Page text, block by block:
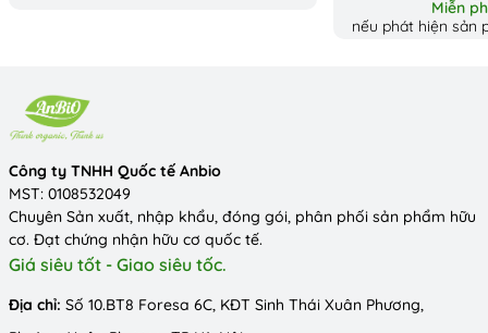
Bảo quản nơi khô ráo, thoáng mát, tránh ánh nắng trực tiếp. Đậy
kín nắp sau khi sử dụng. Không xịt trực tiếp lên lửa. Sử dụng trước
hạn in trên bao bì.
Miễn
nếu phát hiện sản
Công ty TNHH Quốc tế Anbio
MST: 0108532049
Chuyên Sản xuất, nhập khẩu, đóng gói, phân phối sản phẩm hữu
cơ. Đạt chứng nhận hữu cơ quốc tế.
Giá siêu tốt - Giao siêu tốc.
Địa chỉ: Số 10.BT8 Foresa 6C, KĐT Sinh Thái Xuân Phương,